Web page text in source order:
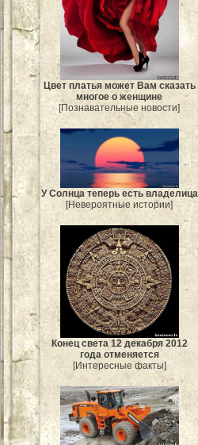
Цвет платья может Вам сказать
многое о женщине
[Познавательные новости]
У Солнца теперь есть владелица
[Невероятные истории]
Конец света 12 декабря 2012
года отменяется
[Интересные факты]